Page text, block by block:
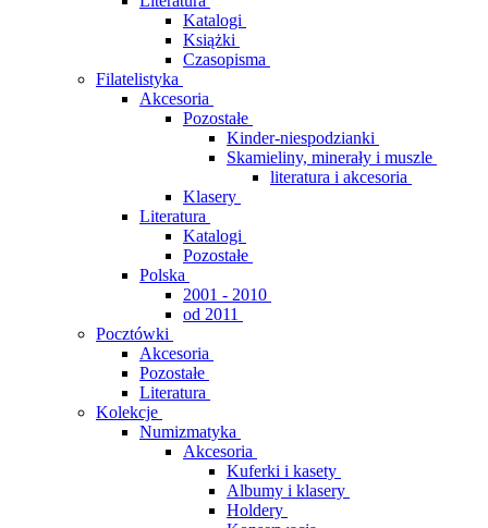
Katalogi
Książki
Czasopisma
Filatelistyka
Akcesoria
Pozostałe
Kinder-niespodzianki
Skamieliny, minerały i muszle
literatura i akcesoria
Klasery
Literatura
Katalogi
Pozostałe
Polska
2001 - 2010
od 2011
Pocztówki
Akcesoria
Pozostałe
Literatura
Kolekcje
Numizmatyka
Akcesoria
Kuferki i kasety
Albumy i klasery
Holdery